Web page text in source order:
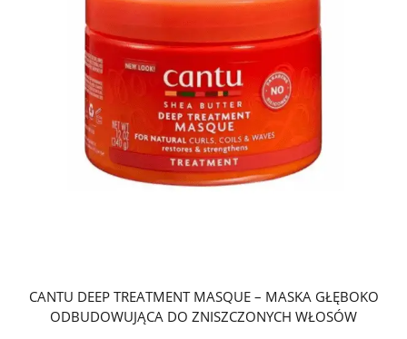
CANTU DEEP TREATMENT MASQUE – MASKA GŁĘBOKO
ODBUDOWUJĄCA DO ZNISZCZONYCH WŁOSÓW